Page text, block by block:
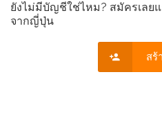
ยังไม่มีบัญชีใช่ไหม? สมัครเลย
จากญี่ปุ่น
สร้